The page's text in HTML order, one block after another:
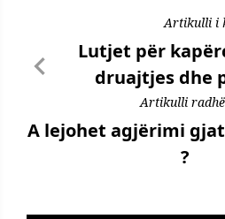
Artikulli i
Lutjet për
druajtjes dhe
Artikulli
A lejohet agjërimi
?